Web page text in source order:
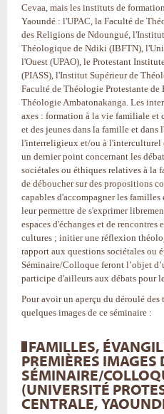
Cevaa, mais les instituts de
Yaoundé : l'UPAC, la Faculté de
des Religions de Ndoungué,
Théologique de Ndiki (IBFTN),
l'Ouest (UPAO), le Protestant
(PIASS), l'Institut Supérieur de
Faculté de Théologie Protestante
Théologie Ambatonakanga. Les
axes : formation à la vie familiale et
et des jeunes dans la famille et dans
l'interreligieux et/ou à l'interculturel
un dernier point concernant les
sociétales ou éthiques relatives à la
de déboucher sur des propositions
capables d'accompagner les
leur permettre de s'exprimer
espaces d'échanges et de
cultures ; initier une réflexion
rapport aux questions sociétales ou
Séminaire/Colloque feront l’objet
participe d'ailleurs aux débats pour
Pour avoir un aperçu du déroulé
quelques images de ce séminaire :
FAMILLES,
PREMIÈRES IMAGES
SÉMINAIRE/
(UNIVERSITÉ
CENTRALE,